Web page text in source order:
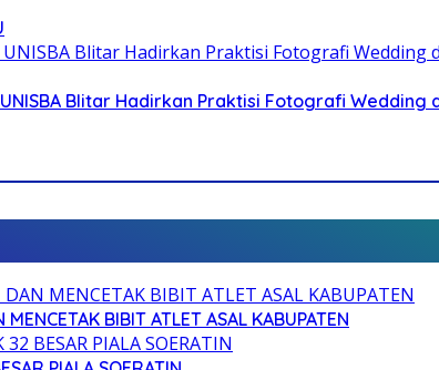
Blitar Hadirkan Praktisi Fotografi Wedding
BIBIT ATLET ASAL KABUPATEN